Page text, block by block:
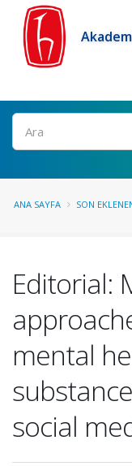
Ara
ANA SAYFA SON
Editorial:
mental
social